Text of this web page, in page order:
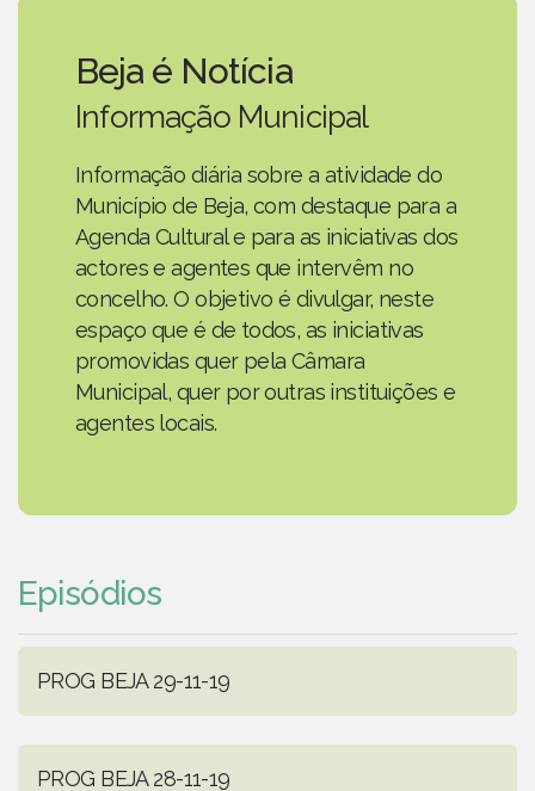
Beja é Notícia
Informação Municipal
Informação diária sobre a atividade do
Município de Beja, com destaque para a
Agenda Cultural e para as iniciativas dos
actores e agentes que intervêm no
concelho. O objetivo é divulgar, neste
espaço que é de todos, as iniciativas
promovidas quer pela Câmara
Municipal, quer por outras instituições e
agentes locais.
Episódios
PROG BEJA 29-11-19
PROG BEJA 28-11-19